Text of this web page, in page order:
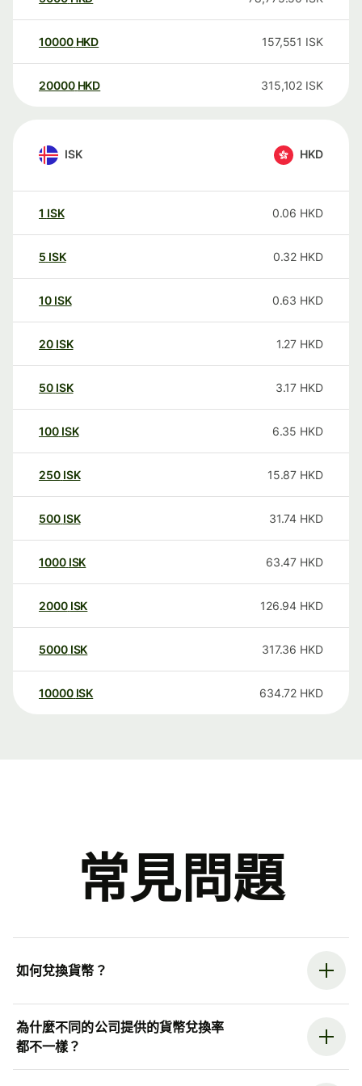
10000 HKD 157,551 ISK
20000 HKD 315,102 ISK
ISK HKD
1 ISK 0.06 HKD
5 ISK 0.32 HKD
10 ISK 0.63 HKD
20 ISK 1.27 HKD
50 ISK 3.17 HKD
100 ISK 6.35 HKD
250 ISK 15.87 HKD
500 ISK 31.74 HKD
1000 ISK 63.47 HKD
2000 ISK 126.94 HKD
5000 ISK 317.36 HKD
10000 ISK 634.72 HKD
常見問題
如何兌換貨幣？
為什麼不同的公司提供的貨幣兌換率
都不一樣？